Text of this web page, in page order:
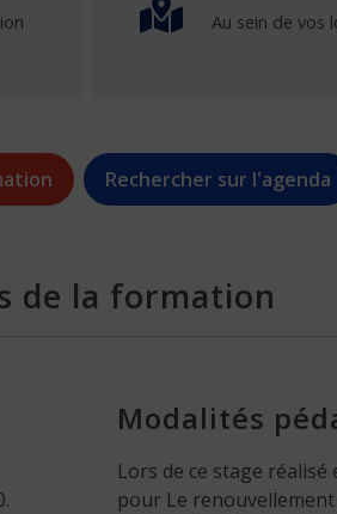
Au sein de vos
Rechercher sur l'agenda
de la formation
Modalités
Lors de ce stage
pour Le